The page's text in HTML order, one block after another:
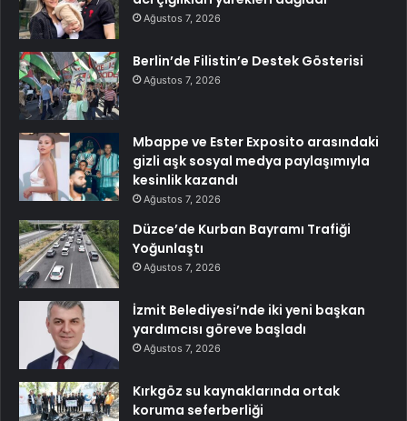
Ağustos 7, 2026
Berlin’de Filistin’e Destek Gösterisi
Ağustos 7, 2026
Mbappe ve Ester Exposito arasındaki
gizli aşk sosyal medya paylaşımıyla
kesinlik kazandı
Ağustos 7, 2026
Düzce’de Kurban Bayramı Trafiği
Yoğunlaştı
Ağustos 7, 2026
İzmit Belediyesi’nde iki yeni başkan
yardımcısı göreve başladı
Ağustos 7, 2026
Kırkgöz su kaynaklarında ortak
koruma seferberliği